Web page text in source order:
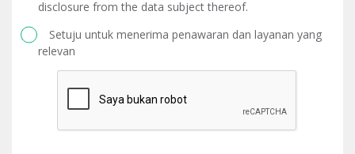
disclosure from the data subject thereof.
Setuju untuk menerima penawaran dan layanan yang
relevan